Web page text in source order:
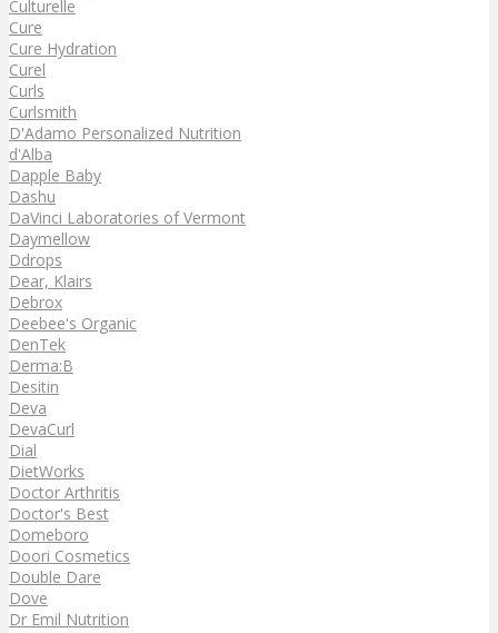
Culturelle
Cure
Cure Hydration
Curel
Curls
Curlsmith
D'Adamo Personalized Nutrition
d'Alba
Dapple Baby
Dashu
DaVinci Laboratories of Vermont
Daymellow
Ddrops
Dear, Klairs
Debrox
Deebee's Organic
DenTek
Derma:B
Desitin
Deva
DevaCurl
Dial
DietWorks
Doctor Arthritis
Doctor's Best
Domeboro
Doori Cosmetics
Double Dare
Dove
Dr Emil Nutrition